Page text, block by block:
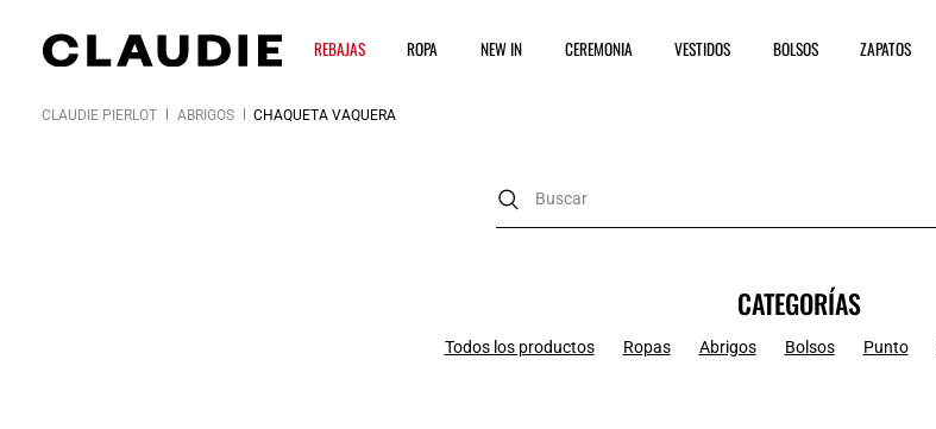
REBAJAS ROPA NEW IN CEREMONIA VESTIDOS BOLSOS ZAPATOS
CLAUDIE PIERLOT ABRIGOS CHAQUETA VAQUERA
CATEGORÍAS
Todos los productos Ropas Abrigos Bolsos Punto